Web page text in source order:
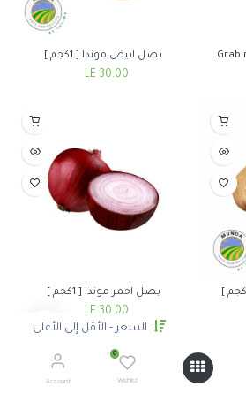
السعر - الأقل إلى الأعلى
0
Wishlist
Account
Bennu Grab n Go Medjool Dates [ 50g ] بصل ابيض موندا [ 1كجم ]
30.00
بصل احمر موندا [ 1كجم ]
30.00